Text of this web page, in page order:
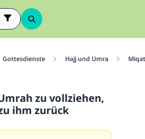
Gottesdienste Hajj und Umra
zu vollziehen,
ihm zurück